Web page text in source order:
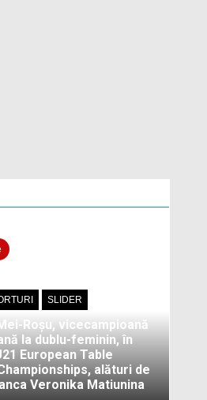
SLIDER
Roșu, vicecampioană
la dublu-feminin, în
European Table
alături de
Veronika Matiunina